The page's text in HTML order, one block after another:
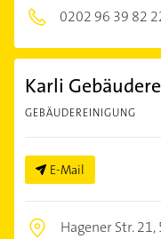
0202 96 39 82
Karli
GEBÄUDEREINIGUNG
E-Mail
Hagener Str. 21,